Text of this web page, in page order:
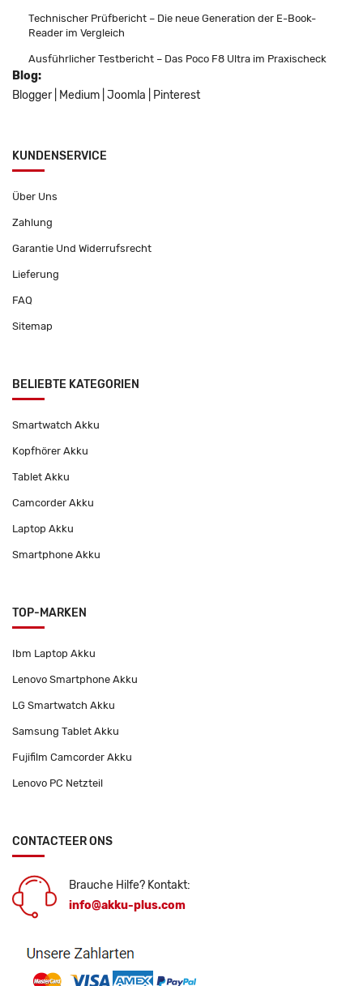
Technischer Prüfbericht – Die neue Generation der E-Book-
Reader im Vergleich
Ausführlicher Testbericht – Das Poco F8 Ultra im Praxischeck
Blog:
Blogger
Medium Joomla Pinterest
KUNDENSERVICE
Über Uns
Zahlung
Garantie Und Widerrufsrecht
Lieferung
FAQ
Sitemap
BELIEBTE KATEGORIEN
Smartwatch Akku
Kopfhörer Akku
Tablet Akku
Camcorder Akku
Laptop Akku
Smartphone Akku
TOP-MARKEN
Ibm Laptop Akku
Lenovo Smartphone Akku
LG Smartwatch Akku
Samsung Tablet Akku
Fujifilm Camcorder Akku
Lenovo PC Netzteil
CONTACTEER ONS
Brauche Hilfe? Kontakt:
info@akku-plus.com